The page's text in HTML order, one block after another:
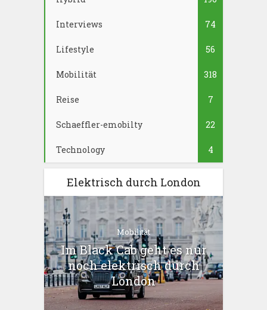
Interviews 74
Lifestyle 56
Mobilität 318
Reise 7
Schaeffler-emobilty 22
Technology 4
Elektrisch durch London
Mobilität
Im Black Cab geht es nur
noch elektrisch durch
London